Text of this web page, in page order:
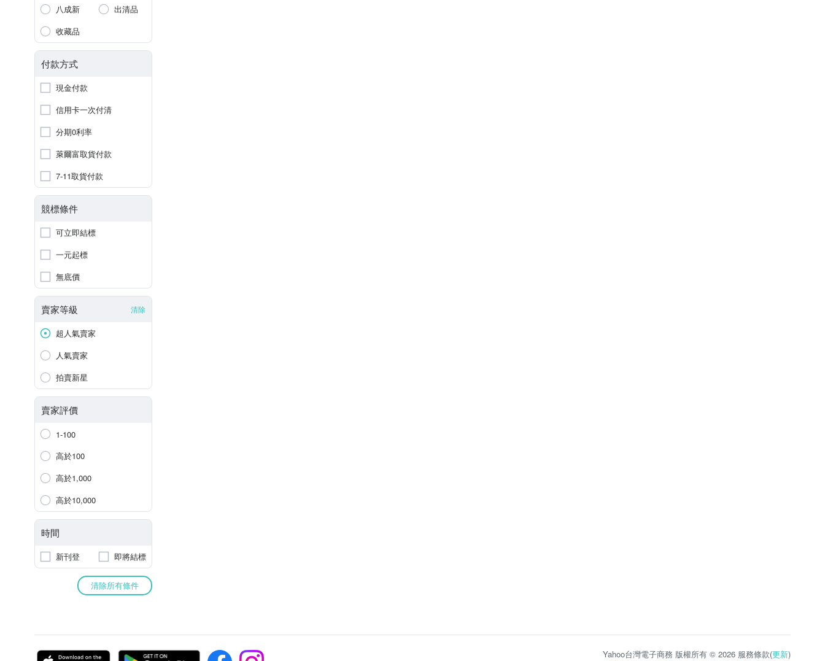
八成新
出清品
收藏品
付款方式
現金付款
信用卡一次付清
分期0利率
萊爾富取貨付款
7-11取貨付款
競標條件
可立即結標
一元起標
無底價
賣家等級 清除
超人氣賣家
人氣賣家
拍賣新星
賣家評價
1-100
高於100
高於1,000
高於10,000
時間
新刊登 即將結標
清除所有條件
Yahoo台灣電子商務 版權所有 © 2026 服務條款(更新)